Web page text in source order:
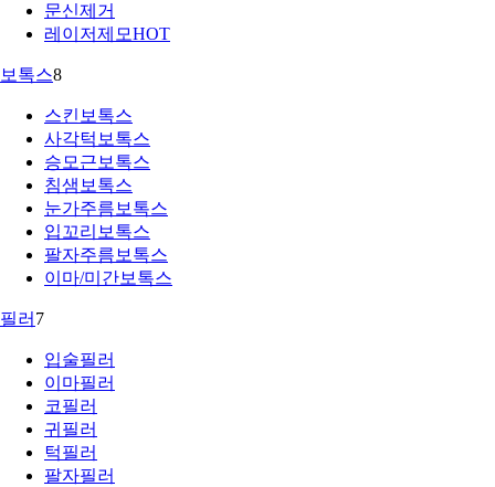
문신제거
레이저제모HOT
보톡스8
스킨보톡스
사각턱보톡스
승모근보톡스
침샘보톡스
눈가주름보톡스
입꼬리보톡스
팔자주름보톡스
이마/미간보톡스
필러 7
입술필러
이마필러
코필러
귀필러
턱필러
팔자필러